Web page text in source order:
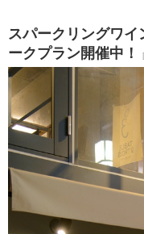
スパークリングワイ
ークプラン開催中！